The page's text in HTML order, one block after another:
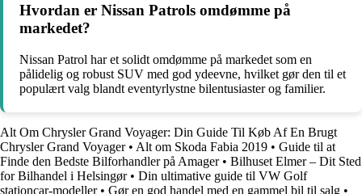
Hvordan er Nissan Patrols omdømme på
markedet?
Nissan Patrol har et solidt omdømme på markedet som en
pålidelig og robust SUV med god ydeevne, hvilket gør den til et
populært valg blandt eventyrlystne bilentusiaster og familier.
Alt Om Chrysler Grand Voyager: Din Guide Til Køb Af En Brugt
Chrysler Grand Voyager• Alt om Skoda Fabia 2019 • Guide til at
Finde den Bedste Bilforhandler på Amager• Bilhuset Elmer – Dit Sted
for Bilhandel i Helsingør• Din ultimative guide til VW Golf
stationcar-modeller• Gør en god handel med en gammel bil til salg •